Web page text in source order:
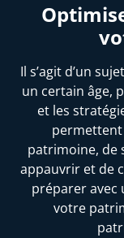
Il s’agit d’un
un certain âge,
et les
permettent
patrimoine, de
appauvrir et de
préparer avec
votre